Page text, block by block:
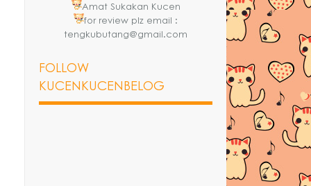
Amat Sukakan Kucen
for review plz email :
tengkubutang@gmail.com
FOLLOW
KUCENKUCENBELOG